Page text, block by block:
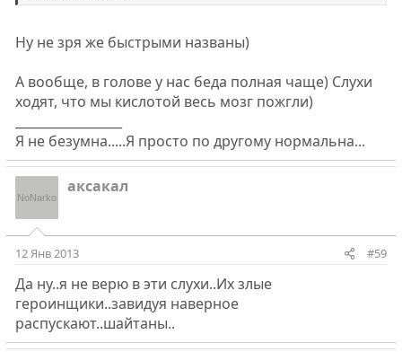
Ну не зря же быстрыми названы)
А вообще, в голове у нас беда полная чаще) Слухи
ходят, что мы кислотой весь мозг пожгли)
Я не безумна.....Я просто по другому нормальна...
аксакал
12 Янв 2013 #59
Да ну..я не верю в эти слухи..Их злые
героинщики..завидуя наверное
распускают..шайтаны..